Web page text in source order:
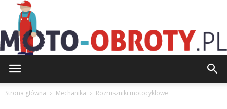
Strona główna Mechanika Rozruszniki motocyklowe